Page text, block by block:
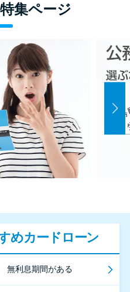
集ページ
めカードローン
無利息期間がある